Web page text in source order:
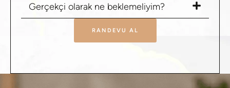
Gerçekçi olarak ne beklemeliyim?
RANDEVU AL